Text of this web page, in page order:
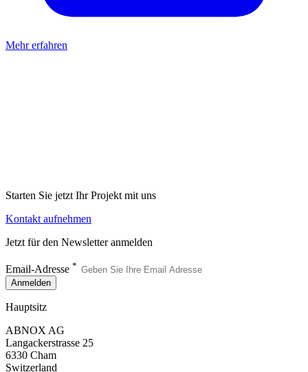
Mehr erfahren
Starten Sie jetzt Ihr Projekt mit uns
Kontakt aufnehmen
Jetzt für den Newsletter anmelden
Email-Adresse *
Anmelden
Hauptsitz
ABNOX AG
Langackerstrasse 25
6330 Cham
Switzerland